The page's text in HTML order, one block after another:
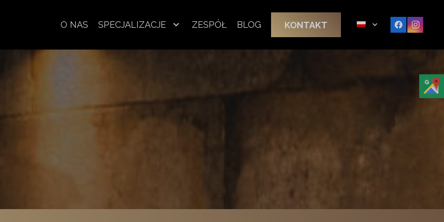
O NAS SPECJALIZACJE ZESPÓŁ BLOG KONTAKT